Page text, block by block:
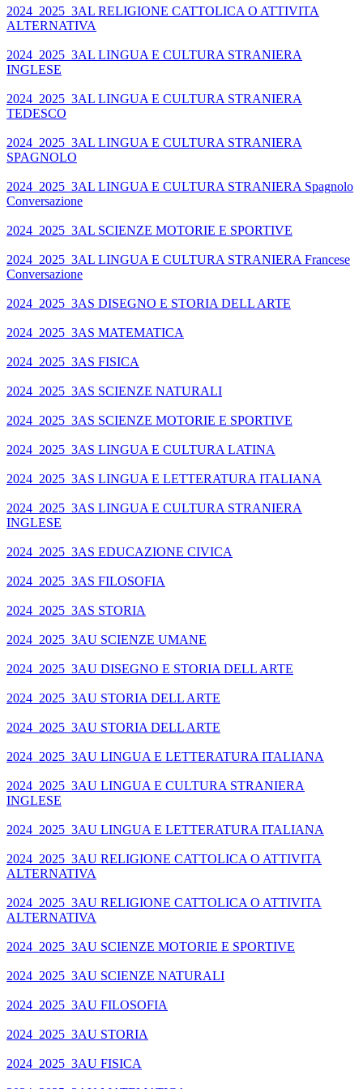
2024_2025_3AL RELIGIONE CATTOLICA O ATTIVITA
ALTERNATIVA
2024_2025_3AL LINGUA E CULTURA STRANIERA
INGLESE
2024_2025_3AL LINGUA E CULTURA STRANIERA
TEDESCO
2024_2025_3AL LINGUA E CULTURA STRANIERA
SPAGNOLO
2024_2025_3AL LINGUA E CULTURA STRANIERA Spagnolo
Conversazione
2024_2025_3AL SCIENZE MOTORIE E SPORTIVE
2024_2025_3AL LINGUA E CULTURA STRANIERA Francese
Conversazione
2024_2025_3AS DISEGNO E STORIA DELL ARTE
2024_2025_3AS MATEMATICA
2024_2025_3AS FISICA
2024_2025_3AS SCIENZE NATURALI
2024_2025_3AS SCIENZE MOTORIE E SPORTIVE
2024_2025_3AS LINGUA E CULTURA LATINA
2024_2025_3AS LINGUA E LETTERATURA ITALIANA
2024_2025_3AS LINGUA E CULTURA STRANIERA
INGLESE
2024_2025_3AS EDUCAZIONE CIVICA
2024_2025_3AS FILOSOFIA
2024_2025_3AS STORIA
2024_2025_3AU SCIENZE UMANE
2024_2025_3AU DISEGNO E STORIA DELL ARTE
2024_2025_3AU STORIA DELL ARTE
2024_2025_3AU STORIA DELL ARTE
2024_2025_3AU LINGUA E LETTERATURA ITALIANA
2024_2025_3AU LINGUA E CULTURA STRANIERA
INGLESE
2024_2025_3AU LINGUA E LETTERATURA ITALIANA
2024_2025_3AU RELIGIONE CATTOLICA O ATTIVITA
ALTERNATIVA
2024_2025_3AU RELIGIONE CATTOLICA O ATTIVITA
ALTERNATIVA
2024_2025_3AU SCIENZE MOTORIE E SPORTIVE
2024_2025_3AU SCIENZE NATURALI
2024_2025_3AU FILOSOFIA
2024_2025_3AU STORIA
2024_2025_3AU FISICA